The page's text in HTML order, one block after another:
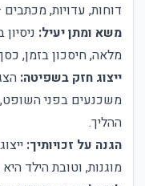
דוחות, עדויות,
משא ומתן יעיל:
מלאה, חיסכון בזמן,
ייצוג חזק בשפיטה:
משכנעים בפני
ההליך.
הגנה על זכויותיך:
מוגנות, וטובת הילד